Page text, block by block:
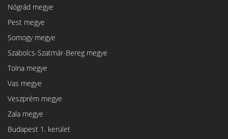
Nógrád megye
Pest megye
Somogy megye
Szabolcs-Szatmár-Bereg megye
Tolna megye
Vas megye
Veszprém megye
Zala megye
Budapest 1. kerület